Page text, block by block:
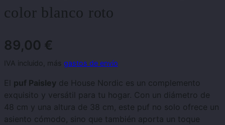
color blanco roto
89,00 €
IVA incluido, más gastos de envío
El puf Paisley de House Nordic es un complemento
exquisito y versátil para tu hogar. Con un diámetro de
48 cm y una altura de 38 cm, este puf no solo ofrece un
asiento cómodo, sino que también aporta un toque